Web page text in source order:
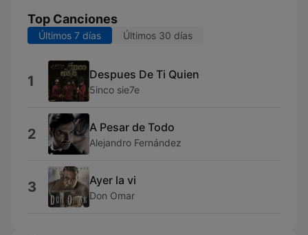
Top Canciones
Últimos 7 días Últimos 30 días
1 Despues De Ti Quien
5inco sie7e
2 A Pesar de Todo
Alejandro Fernández
3 Ayer la vi
Don Omar